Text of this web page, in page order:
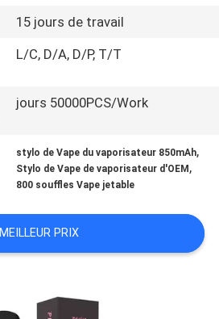
15 jours de travail
L/C, D/A, D/P, T/T
jours 50000PCS/Work
stylo de Vape du vaporisateur 850mAh,
Stylo de Vape de vaporisateur d'OEM ,
800 souffles Vape jetable
MEILLEUR PRIX